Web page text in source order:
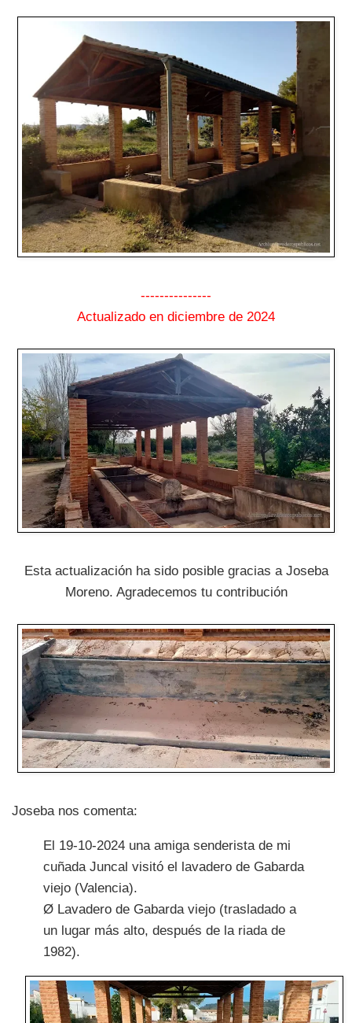
---------------
Actualizado en diciembre de 2024
Esta actualización ha sido posible gracias a Joseba
Moreno. Agradecemos tu contribución
Joseba nos comenta:
El 19-10-2024 una amiga senderista de mi
cuñada Juncal visitó el lavadero de Gabarda
viejo (Valencia).
Ø Lavadero de Gabarda viejo (trasladado a
un lugar más alto, después de la riada de
1982).